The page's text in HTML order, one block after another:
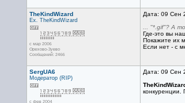
TheKindWizard
Ex. TheKindWizard
с мар 2006
Орехово-Зуево
Сообщений: 2466
Дата: 09 Сен
... "*.gif"? А
Где-это вы
Покажите их
Если нет - с
SergUA6
Модератор (RIP)
с фев 2004
Дата: 09 Сен
конкуренции.